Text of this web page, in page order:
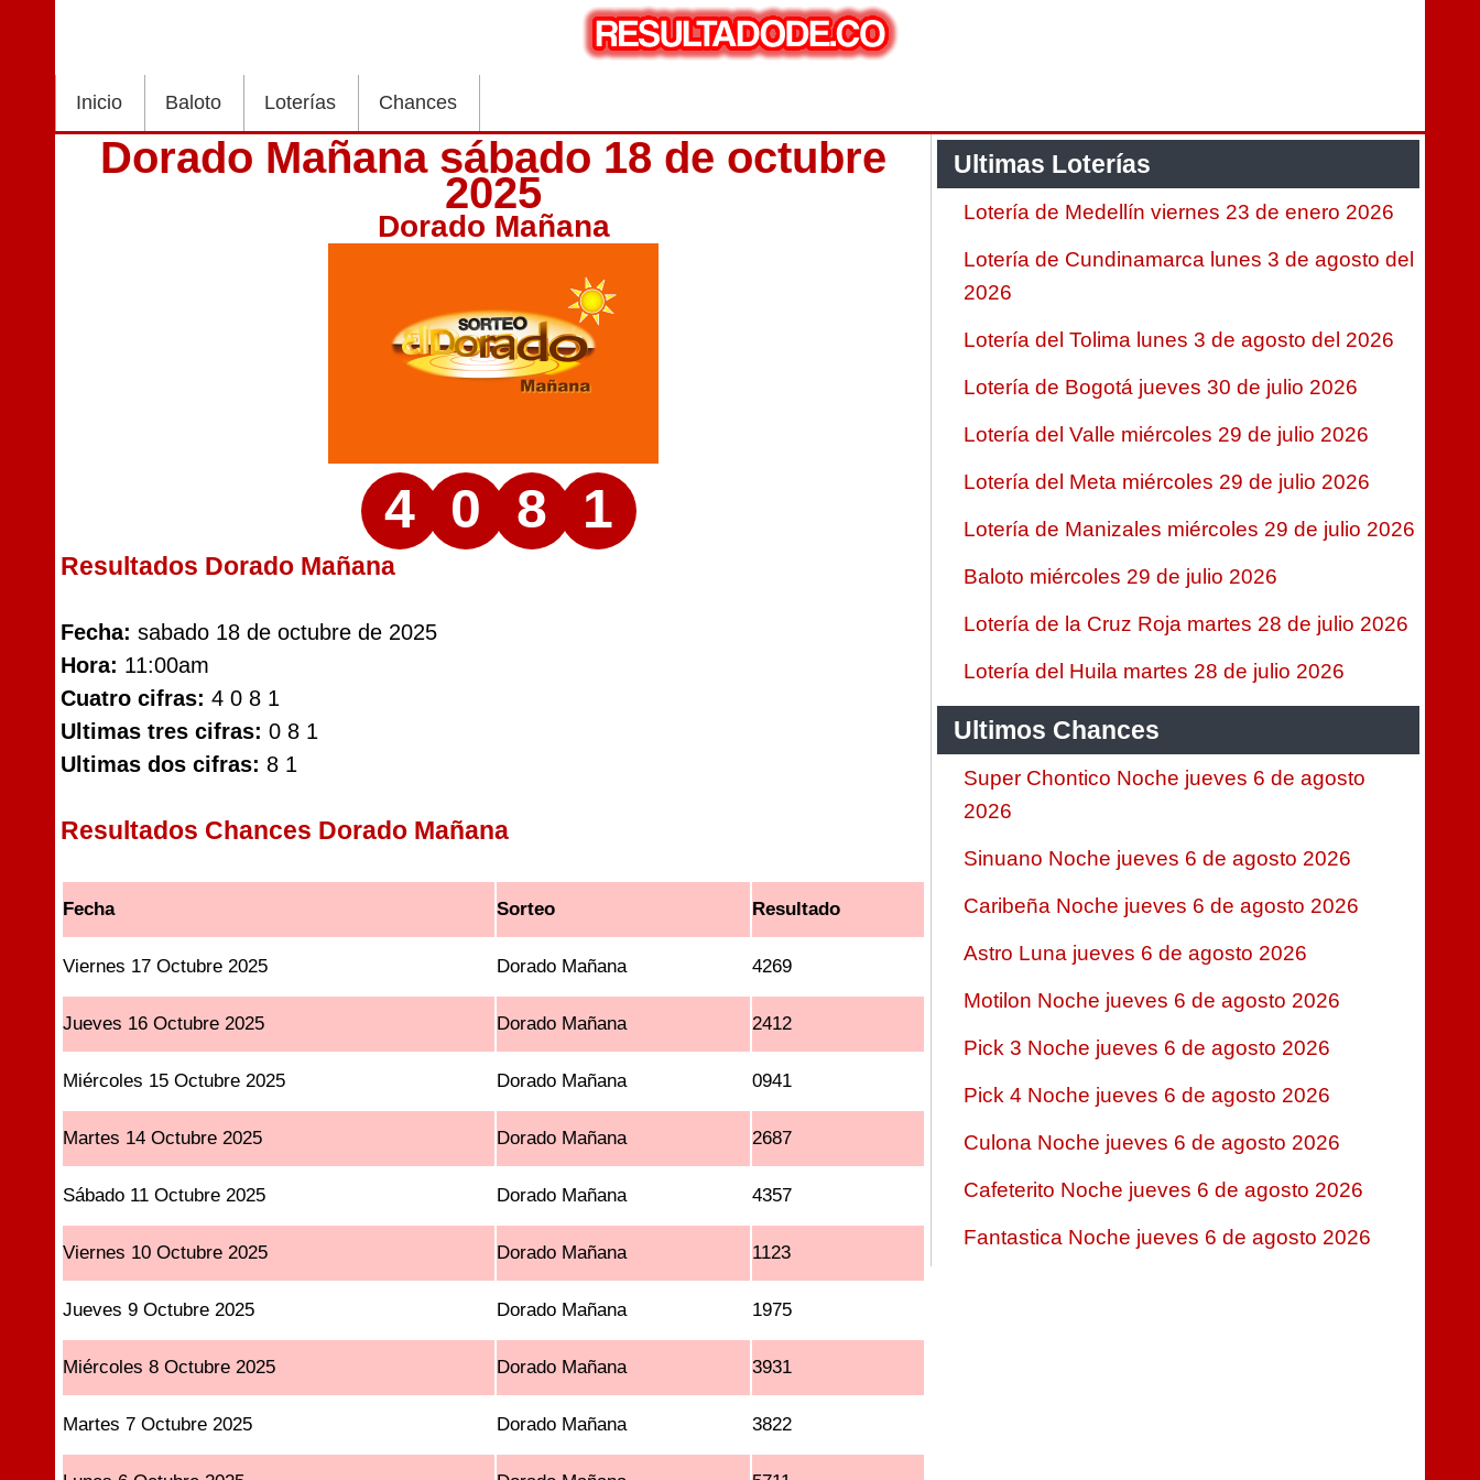
Inicio Baloto Loterías Chances
Dorado Mañana sábado 18 de octubre
2025
Dorado Mañana
4 0 8 1
Resultados Dorado Mañana
Fecha: sabado 18 de octubre de 2025
Hora: 11:00am
Cuatro cifras: 4 0 8 1
Ultimas tres cifras: 0 8 1
Ultimas dos cifras: 8 1
Resultados Chances Dorado Mañana
Fecha Sorteo Resultado
Viernes 17 Octubre 2025 Dorado Mañana 4269
Jueves 16 Octubre 2025 Dorado Mañana 2412
Miércoles 15 Octubre 2025 Dorado Mañana 0941
Martes 14 Octubre 2025 Dorado Mañana 2687
Sábado 11 Octubre 2025 Dorado Mañana 4357
Viernes 10 Octubre 2025 Dorado Mañana 1123
Jueves 9 Octubre 2025 Dorado Mañana 1975
Miércoles 8 Octubre 2025 Dorado Mañana 3931
Martes 7 Octubre 2025 Dorado Mañana 3822
Ultimas Loterías
Lotería de Medellín viernes 23 de enero 2026
Lotería de Cundinamarca lunes 3 de agosto del
2026
Lotería del Tolima lunes 3 de agosto del 2026
Lotería de Bogotá jueves 30 de julio 2026
Lotería del Valle miércoles 29 de julio 2026
Lotería del Meta miércoles 29 de julio 2026
Lotería de Manizales miércoles 29 de julio 2026
Baloto miércoles 29 de julio 2026
Lotería de la Cruz Roja martes 28 de julio 2026
Lotería del Huila martes 28 de julio 2026
Ultimos Chances
Super Chontico Noche jueves 6 de agosto
2026
Sinuano Noche jueves 6 de agosto 2026
Caribeña Noche jueves 6 de agosto 2026
Astro Luna jueves 6 de agosto 2026
Motilon Noche jueves 6 de agosto 2026
Pick 3 Noche jueves 6 de agosto 2026
Pick 4 Noche jueves 6 de agosto 2026
Culona Noche jueves 6 de agosto 2026
Cafeterito Noche jueves 6 de agosto 2026
Fantastica Noche jueves 6 de agosto 2026